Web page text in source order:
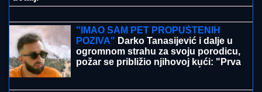
NASTAVLjA SE SUPERLIGA SRBIJE:
Zvezda protiv Novog Pazara želi
pobedu pred Hapoel